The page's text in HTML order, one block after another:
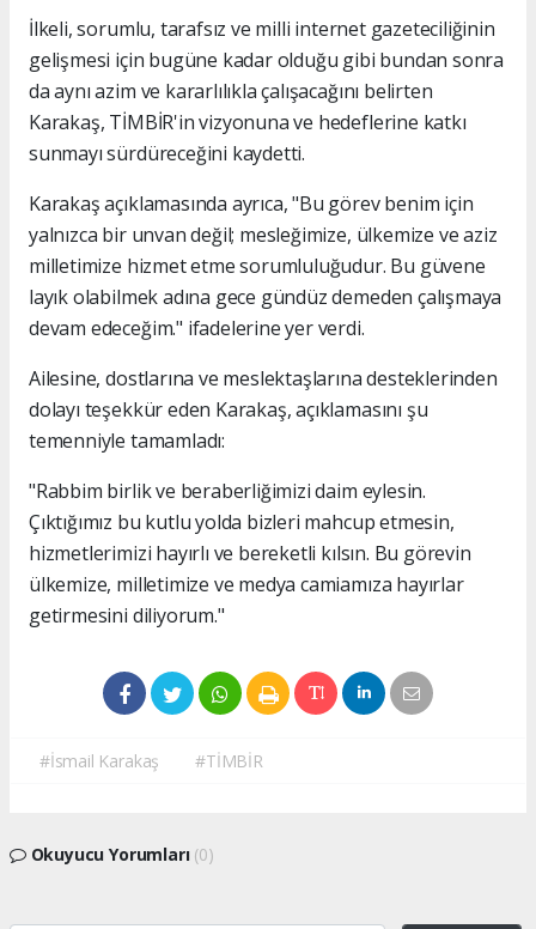
İlkeli, sorumlu, tarafsız ve milli internet gazeteciliğinin
gelişmesi için bugüne kadar olduğu gibi bundan sonra
da aynı azim ve kararlılıkla çalışacağını belirten
Karakaş, TİMBİR'in vizyonuna ve hedeflerine katkı
sunmayı sürdüreceğini kaydetti.
Karakaş açıklamasında ayrıca, "Bu görev benim için
yalnızca bir unvan değil; mesleğimize, ülkemize ve aziz
milletimize hizmet etme sorumluluğudur. Bu güvene
layık olabilmek adına gece gündüz demeden çalışmaya
devam edeceğim." ifadelerine yer verdi.
Ailesine, dostlarına ve meslektaşlarına desteklerinden
dolayı teşekkür eden Karakaş, açıklamasını şu
temenniyle tamamladı:
"Rabbim birlik ve beraberliğimizi daim eylesin.
Çıktığımız bu kutlu yolda bizleri mahcup etmesin,
hizmetlerimizi hayırlı ve bereketli kılsın. Bu görevin
ülkemize, milletimize ve medya camiamıza hayırlar
getirmesini diliyorum."
#İsmail Karakaş #TİMBİR
Okuyucu Yorumları (0)